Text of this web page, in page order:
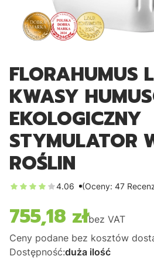
FLORAHUMUS
KWASY
EKOLOGICZNY
STYMULATOR
ROŚLIN
4.06 (Oceny: 47
Cena
755,18 złbez VAT
Ceny podane bez kosztów
Dostępność:duża ilość